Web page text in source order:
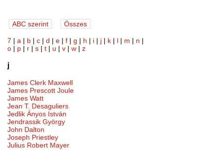
7 |a | b |c |d |e |f |g | h | i | j | k | l | m | n |
o | p | r |s |t |u |v |w |z
j
James Clerk Maxwell
James Prescott Joule
James Watt
Jean T. Desaguliers
Jedlik Ányos István
Jendrassik György
John Dalton
Joseph Priestley
Julius Robert Mayer